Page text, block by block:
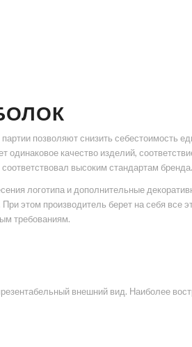
позволяют снизить себестоимость
качество изделий,
высоким стандартам бренда.
логотипа и дополнительные
этом производитель берет на себя все
требованиям.
внешний вид. Наиболее